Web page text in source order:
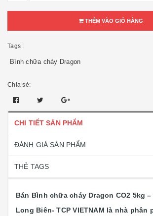
THÊM VÀO GIỎ HÀNG
Tags :
Bình chữa cháy Dragon
Chia sẻ:
CHI TIẾT SẢN PHẨM
ĐÁNH GIÁ SẢN PHẨM
THẺ TAGS
Bán Bình chữa cháy Dragon CO2 5kg
Long Biên- TCP VIETNAM là nhà phân